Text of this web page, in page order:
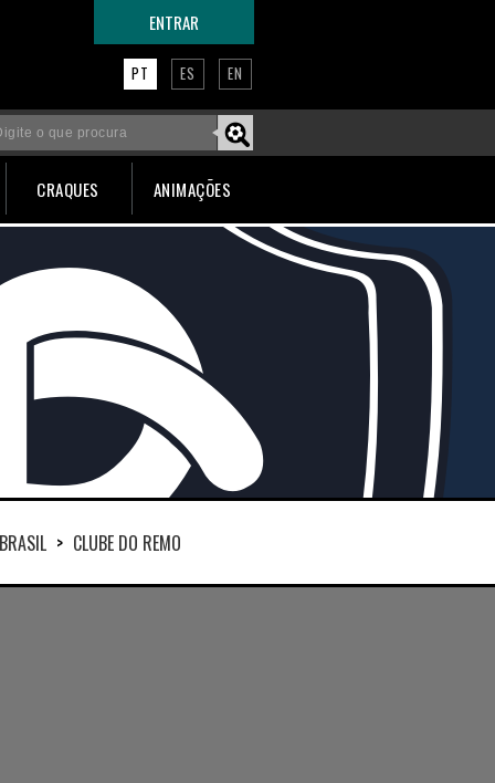
ENTRAR
PT ES EN
CRAQUES ANIMAÇÕES
BRASIL > CLUBE DO REMO